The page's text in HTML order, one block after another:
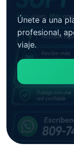
Únete a una
profesional,
viaje.